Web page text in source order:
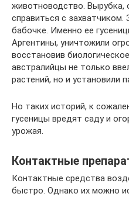
животноводство. Вырубка,
справиться с
бабочке. Именно ее
Аргентины, уничтожили
восстановив
австралийцы не только
растений, но и установили
Но таких историй, к
гусеницы вредят саду и
урожая.
Контактные
Контактные средства
быстро. Однако их можно